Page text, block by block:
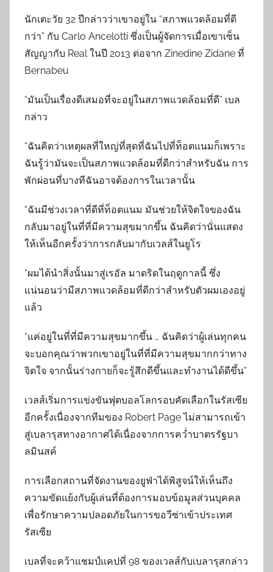
นักเตะวัย 32 ปีกล่าวว่าเขาอยู่ใน “สภาพแวดล้อมที่ดี
กว่า” กับ Carlo Ancelotti ซึ่งเป็นผู้จัดการเมื่อเขาเซ็น
สัญญากับ Real ในปี 2013 ต่อจาก Zinedine Zidane ที่
Bernabeu
“มันเป็นเรื่องดีเสมอที่จะอยู่ในสภาพแวดล้อมที่ดี” เบล
กล่าว
“ฉันคิดว่าเหตุผลที่ใหญ่ที่สุดที่ฉันไปที่ท็อตแนมก็เพราะ
ฉันรู้ว่ามันจะเป็นสภาพแวดล้อมที่ดีกว่าสำหรับฉัน การ
พักผ่อนที่บางทีฉันอาจต้องการในเวลานั้น
“ฉันมีช่วงเวลาที่ดีที่ท็อตแนม มันช่วยให้จิตใจของฉัน
กลับมาอยู่ในที่ที่มีความสุขมากขึ้น ฉันคิดว่านั่นแสดง
ให้เห็นอีกครั้งว่าการกลับมากับเวลส์ในยูโร
“ผมได้นำสิ่งนั้นมาสู่เรอัล มาดริดในฤดูกาลนี้ ซึ่ง
แน่นอนว่ามีสภาพแวดล้อมที่ดีกว่าสำหรับตัวผมเองอยู่
แล้ว
“แค่อยู่ในที่ที่มีความสุขมากขึ้น … ฉันคิดว่าผู้เล่นทุกคน
จะบอกคุณว่าพวกเขาอยู่ในที่ที่มีความสุขมากกว่าทาง
จิตใจ จากนั้นร่างกายก็จะรู้สึกดีขึ้นและทำงานได้ดีขึ้น”
เวลส์เริ่มการแข่งขันฟุตบอลโลกรอบคัดเลือกในรัสเซีย
อีกครั้งเนื่องจากทีมของ Robert Page ไม่สามารถเข้า
สู่เบลารุสทางอากาศได้เนื่องจากการคว่ำบาตรรัฐบา
ลมินสค์
การเลือกสถานที่จัดงานของยูฟ่าได้พิสูจน์ให้เห็นถึง
ความขัดแย้งกับผู้เล่นที่ต้องการมอบข้อมูลส่วนบุคคล
เพื่อรักษาความปลอดภัยในการขอวีซ่าเข้าประเทศ
รัสเซีย
เบลที่จะคว้าแชมป์แคปที่ 98 ของเวลส์กับเบลารุสกล่าว